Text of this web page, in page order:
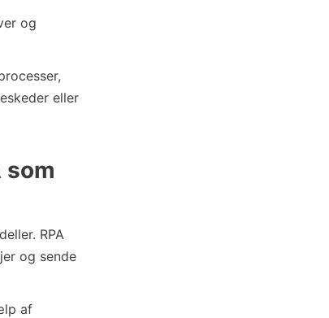
og
eller
som
RPA
og sende
af